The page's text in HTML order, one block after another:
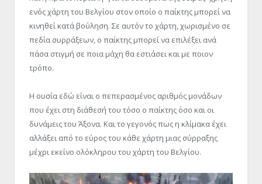
ενός χάρτη του Βελγίου στον οποίο ο παίκτης μπορεί να
κινηθεί κατά βούληση. Σε αυτόν το χάρτη, χωρισμένο σε
πεδία συρράξεων, ο παίκτης μπορεί να επιλέξει ανά
πάσα στιγμή σε ποια μάχη θα εστιάσει και με ποιον
τρόπο.
Η ουσία εδώ είναι ο πεπερασμένος αριθμός μονάδων
που έχει στη διάθεσή του τόσο ο παίκτης όσο και οι
δυνάμεις του Άξονα. Και το γεγονός πως η κλίμακα έχει
αλλάξει από το εύρος του κάθε χάρτη μιας σύρραξης
μέχρι εκείνο ολόκληρου του χάρτη του Βελγίου.